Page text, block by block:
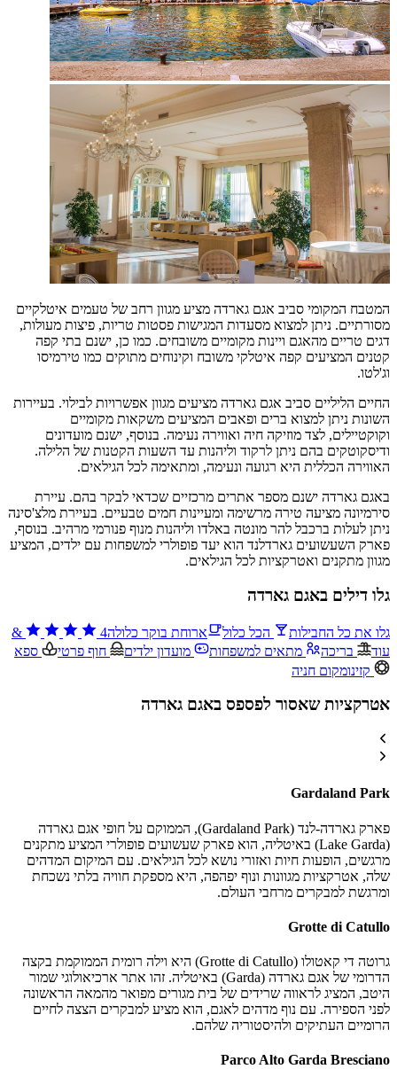
המטבח המקומי סביב אגם גארדה מציע מגוון רחב של טעמים איטלקיים
מסורתיים. ניתן למצוא מסעדות המגישות פסטות טריות, פיצות מעולות,
דגים טריים מהאגם ויינות מקומיים משובחים. כמו כן, ישנם בתי קפה
קטנים המציעים קפה איטלקי משובח וקינוחים מתוקים כמו טירמיסו
וג'לטו.
החיים הליליים סביב אגם גארדה מציעים מגוון אפשרויות לבילוי. בעיירות
השונות ניתן למצוא ברים ופאבים המציעים משקאות מקומיים
וקוקטיילים, לצד מוזיקה חיה ואווירה נעימה. בנוסף, ישנם מועדונים
ודיסקוטקים בהם ניתן לרקוד וליהנות עד השעות הקטנות של הלילה.
האווירה הכללית היא רגועה ונעימה, ומתאימה לכל הגילאים.
באגם גארדה ישנם מספר אתרים מרכזיים שכדאי לבקר בהם. עיירת
סירמיונה מציעה טירה מרשימה ומעיינות חמים טבעיים. בעיירת מלצ'סינה
ניתן לעלות ברכבל להר מונטה באלדו וליהנות מנוף פנורמי מרהיב. בנוסף,
פארק השעשועים גארדלנד הוא יעד פופולרי למשפחות עם ילדים, המציע
מגוון מתקנים ואטרקציות לכל הגילאים.
גלו דילים באגם גארדה
גלו את כל החבילות הכל כלול ארוחת בוקר כלולה4
&
עוד
בריכה מתאים למשפחות מועדון ילדים חוף פרטי
ספא
קזינומקום חניה
אטרקציות שאסור לפספס באגם גארדה
Gardaland Park
פארק גארדה-לנד (Gardaland Park), הממוקם על חופי אגם גארדה
(Lake Garda) באיטליה, הוא פארק שעשועים פופולרי המציע מתקנים
מרגשים, הופעות חיות ואזורי נושא לכל הגילאים. עם המיקום המדהים
שלה, אטרקציות מגוונות ונוף יפהפה, היא מספקת חוויה בלתי נשכחת
ומרגשת למבקרים מרחבי העולם.
Grotte di Catullo
גרוטה די קאטולו (Grotte di Catullo) היא וילה רומית הממוקמת בקצה
הדרומי של אגם גארדה (Garda) באיטליה. זהו אתר ארכיאולוגי שמור
היטב, המציג לראווה שרידים של בית מגורים מפואר מהמאה הראשונה
לפני הספירה. עם נוף מדהים לאגם, הוא מציע למבקרים הצצה לחיים
הרומיים העתיקים ולהיסטוריה שלהם.
Parco Alto Garda Bresciano